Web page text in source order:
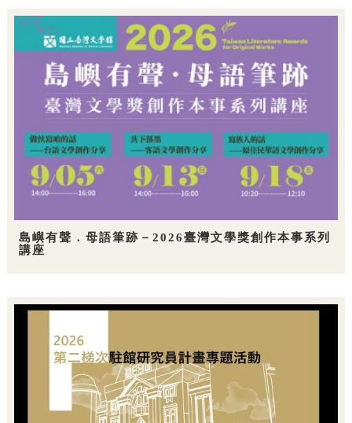
島嶼有聲．母語筆跡－2026臺灣文學獎創作本事系列
講座